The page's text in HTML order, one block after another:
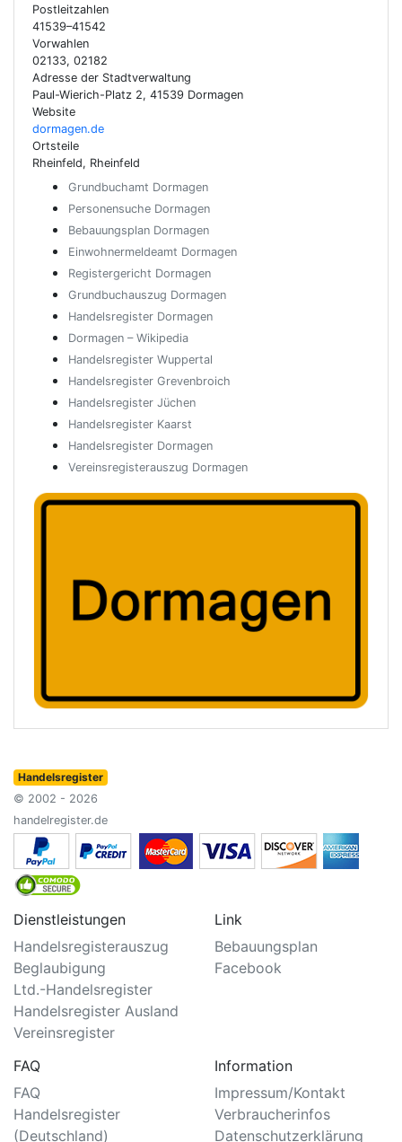
Postleitzahlen
41539–41542
Vorwahlen
02133, 02182
Adresse der Stadtverwaltung
Paul-Wierich-Platz 2, 41539 Dormagen
Website
dormagen.de
Ortsteile
Rheinfeld, Rheinfeld
Grundbuchamt Dormagen
Personensuche Dormagen
Bebauungsplan Dormagen
Einwohnermeldeamt Dormagen
Registergericht Dormagen
Grundbuchauszug Dormagen
Handelsregister Dormagen
Dormagen – Wikipedia
Handelsregister Wuppertal
Handelsregister Grevenbroich
Handelsregister Jüchen
Handelsregister Kaarst
Handelsregister Dormagen
Vereinsregisterauszug Dormagen
Handelsregister
© 2002 - 2026
handelregister.de
Dienstleistungen
Handelsregisterauszug
Beglaubigung
Ltd.-Handelsregister
Handelsregister Ausland
Vereinsregister
Link
Bebauungsplan
Facebook
FAQ
FAQ
Handelsregister
(Deutschland)
Information
Impressum/Kontakt
Verbraucherinfos
Datenschutzerklärung